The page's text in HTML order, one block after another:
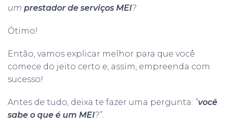
um prestador de serviços MEI?
Ótimo!
Então, vamos explicar melhor para que você
comece do jeito certo e, assim, empreenda com
sucesso!
Antes de tudo, deixa te fazer uma pergunta: ”você
sabe o que é um MEI?”.